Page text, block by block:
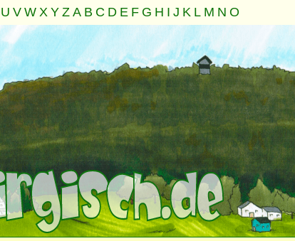
U V W X Y Z A B C D E F G H I J K L M N O
Familie ·Gemeinschaft Nahrung